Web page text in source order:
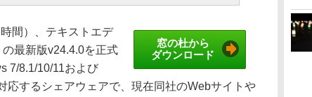
窓の杜から
ダウンロード
間）、テキストエデ
最新版v24.4.0を正式
7/8.1/10/11および
応するシェアウェアで、現在同社のWebサイトや